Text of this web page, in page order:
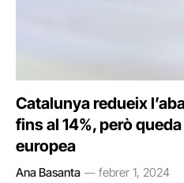
Catalunya redueix
fins al 14%, però
europea
Ana Basanta febrer 1, 2024